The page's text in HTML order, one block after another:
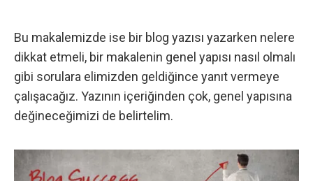
Bu makalemizde ise bir blog yazısı yazarken nelere
dikkat etmeli, bir makalenin genel yapısı nasıl olmalı
gibi sorulara elimizden geldiğince yanıt vermeye
çalışacağız. Yazının içeriğinden çok, genel yapısına
değineceğimizi de belirtelim.